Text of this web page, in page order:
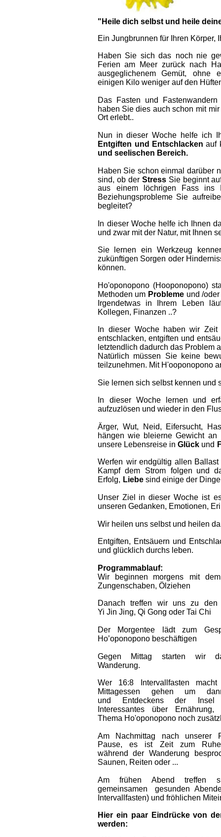
"Heile dich selbst und heile
Ein Jungbrunnen für Ihren Körper,
Haben Sie sich das noch nie
Ferien am Meer zurück nach
ausgeglichenem Gemüt, ohne
einigen Kilo weniger auf den
Das Fasten und
haben Sie dies auch schon mit
Ort erlebt..
Nun in dieser Woche helfe ich
Entgiften und Entschlacken auf
und seelischen Bereich.
Haben Sie schon einmal darüber
sind, ob der Stress Sie beginnt
aus einem löchrigen Fass ins
Beziehungsprobleme Sie
begleitet?
In dieser Woche helfe ich Ihnen
und zwar mit der Natur, mit Ihnen
Sie lernen ein Werkzeug
zukünftigen Sorgen oder
können.
Ho'oponopono (Hooponopono)
Methoden um Probleme und /oder
Irgendetwas in Ihrem Leben
Kollegen, Finanzen ..?
In dieser Woche haben wir Zeit
entschlacken, entgiften und
letztendlich dadurch das Problem
Natürlich müssen Sie keine
teilzunehmen. Mit H'ooponopono
Sie lernen sich selbst kennen und
In dieser Woche lernen und
aufzuzlösen und wieder in den
Ärger, Wut, Neid, Eifersucht,
hängen wie bleierne Gewicht an
unsere Lebensreise in Glück und
Werfen wir endgültig allen
Kampf dem Strom folgen und
Erfolg, Liebe sind einige der
Unser Ziel in dieser Woche ist
unseren Gedanken, Emotionen,
Wir heilen uns selbst und heilen
Entgiften, Entsäuern und
und glücklich durchs leben.
Programmablauf:
Wir
beginnen morgens mit
Zungenschaben, Ölziehen
Danach treffen wir uns zu
den
Yi Jin Jing, Qi Gong oder Tai Chi
Der Morgentee lädt zum
Ho’oponopono beschäftigen
Gegen Mittag starten wir
Wanderung.
Wer 16:8 Intervallfasten
macht
Mittagessen
gehen um
und
Entdeckens der
Insel
Interessantes
über
Ernährung,
Thema Ho'oponopono noch
Am Nachmittag nach unserer
Pause,
es ist Zeit zum
während der Wanderung
Saunen, Reiten oder ...
Am frühen Abend treffen
gemeinsamen
gesunden
Intervallfasten) und fröhlichen
Hier ein paar Eindrücke von
werden: